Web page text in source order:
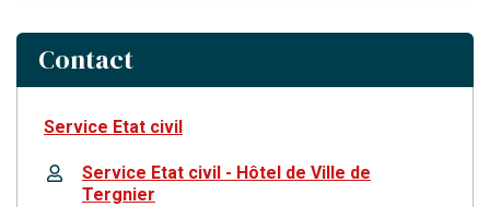
Contact
Service Etat civil
Service Etat civil - Hôtel de Ville de
Tergnier